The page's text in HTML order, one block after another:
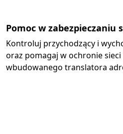
Pomoc w zabezpieczaniu
Kontroluj przychodzący i
oraz pomagaj w ochronie
wbudowanego translatora